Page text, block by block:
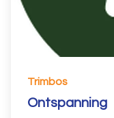
Trimbos
Ontspanning